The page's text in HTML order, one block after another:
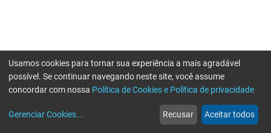
web
Notícias
more_horiz
Mais
Usamos cookies para tornar sua experiência a mais agradável
possível. Se continuar navegando neste site, você assume
concordar com nossa Política de Cookies e Política de privacidade
Gerenciar Cookies... Recusar Aceitar todos
Erro ao enviar informações, por favor tente novamente